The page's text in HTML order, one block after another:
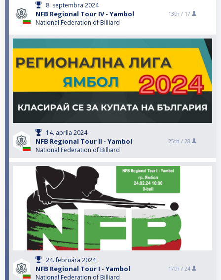
8. septembra 2024
NFB Regional Tour IV - Yambol
National Federation of Billiard
13th / 17
14. apríla 2024
NFB Regional Tour II - Yambol
National Federation of Billiard
25th / 28
24. februára 2024
NFB Regional Tour I - Yambol
National Federation of Billiard
17th / 24